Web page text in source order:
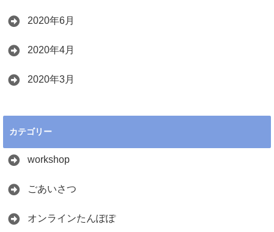
2020年6月
2020年4月
2020年3月
カテゴリー
workshop
ごあいさつ
オンラインたんぽぽ